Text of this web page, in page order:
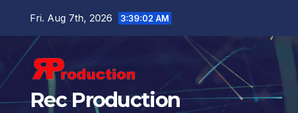
Fri. Aug 7th, 2026 3:39:03 AM
Rec Production